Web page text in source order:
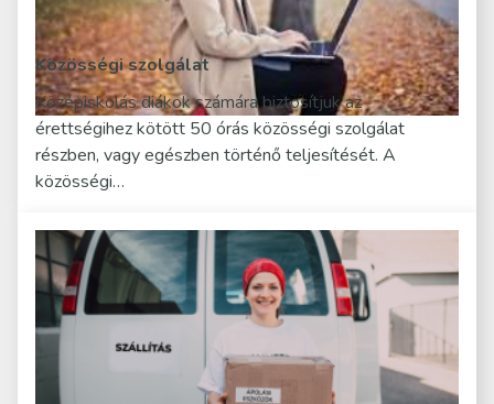
Közösségi szolgálat
Középiskolás diákok számára biztosítjuk az
érettségihez kötött 50 órás közösségi szolgálat
részben, vagy egészben történő teljesítését. A
közösségi…